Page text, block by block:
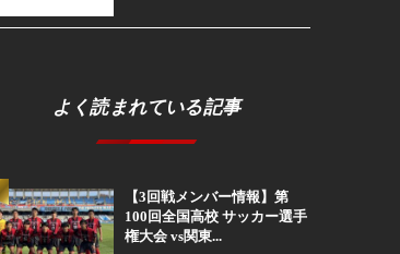
よく読まれている記事
【3回戦メンバー情報】第
100回全国高校 サッカー選手
権大会 vs関東...